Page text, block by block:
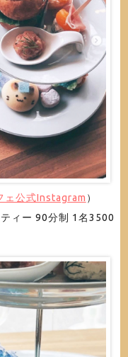
ェ公式Instagram ）
ィー 90分制 1名3500